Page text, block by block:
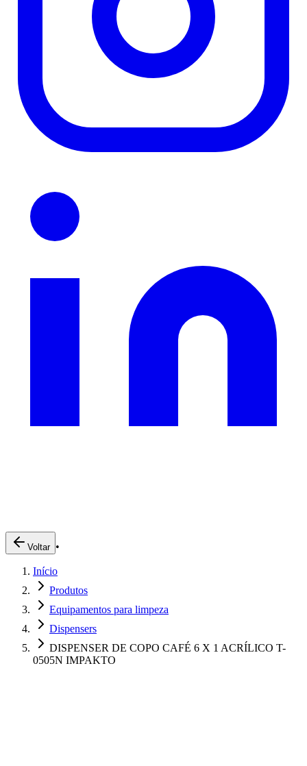
Pedidos Online
Trabalhe Conosco
Voltar •
Início
Produtos
Equipamentos para limpeza
Dispensers
DISPENSER DE COPO CAFÉ 6 X 1 ACRÍLICO T-
0505N IMPAKTO